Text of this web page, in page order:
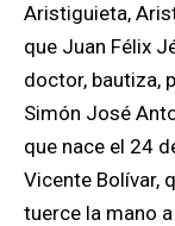
Aristiguieta,
que Juan Félix
doctor, bautiza,
Simón José
que nace el 24
Vicente Bolívar,
tuerce la mano